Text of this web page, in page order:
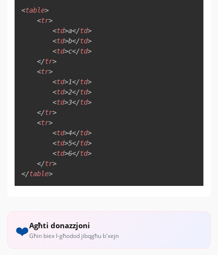
<table>
<tr>
<td>a</td>
<td>b</td>
<td>c</td>
</tr>
<tr>
<td>1</td>
<td>2</td>
<td>3</td>
</tr>
<tr>
<td>4</td>
<td>5</td>
<td>6</td>
</tr>
</table>
❤️Agħti donazzjoni
Għin biex l-għodod jibqgħu b'xejn